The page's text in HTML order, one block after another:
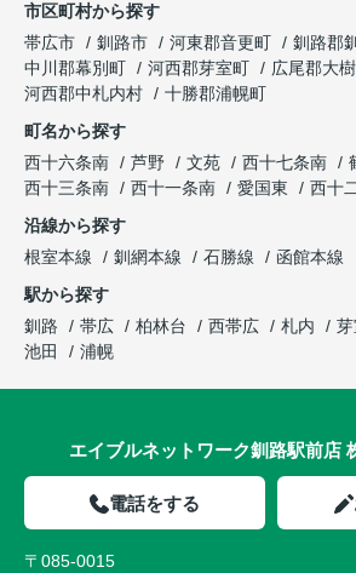
市区町村から探す
帯広市
釧路市 河東郡音更町
釧路郡
中川郡幕別町
河西郡芽室町 広尾郡大
河西郡中札内村
十勝郡浦幌町
町名から探す
西十六条南
芦野 文苑 西十七条南
西十三条南
西十一条南 愛国東 西十
沿線から探す
根室本線
釧網本線 石勝線
函館本線
駅から探す
釧路
帯広 柏林台 西帯広 札内
池田
浦幌
エイブルネットワーク釧路駅前店
電話をする
〒085-0015